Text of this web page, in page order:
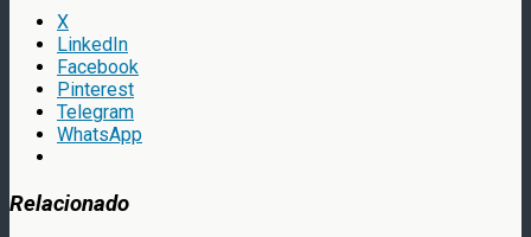
X
LinkedIn
Facebook
Pinterest
Telegram
WhatsApp
Relacionado